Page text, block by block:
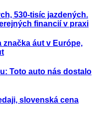
530-tisíc jazdených.
financií v praxi
značka áut v Európe,
Toto auto nás dostalo
slovenská cena